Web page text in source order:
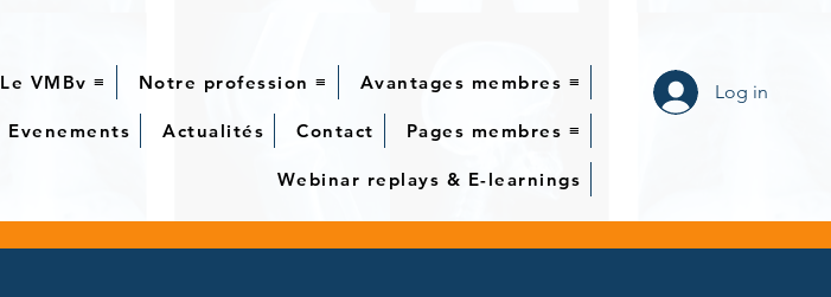
Le VMBv ≡ Notre profession ≡ Avantages membres ≡
Evenements Actualités Contact Pages membres ≡
Webinar replays & E-learnings
Log in